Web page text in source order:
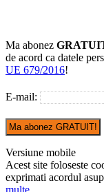
Ma abonez
de acord ca datele
UE 679/2016!
E-mail:
Versiune mobile
Acest site foloseste
exprimati acordul
multe...